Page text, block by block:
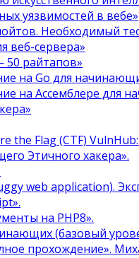
уязвимостей в вебе»
Необходимый
веб-сервера»
50 райтапов»
на Go для
на Ассемблере для
the Flag (CTF)
Этичного хакера».
web application).
на PHP8».
(базовый
прохождение».